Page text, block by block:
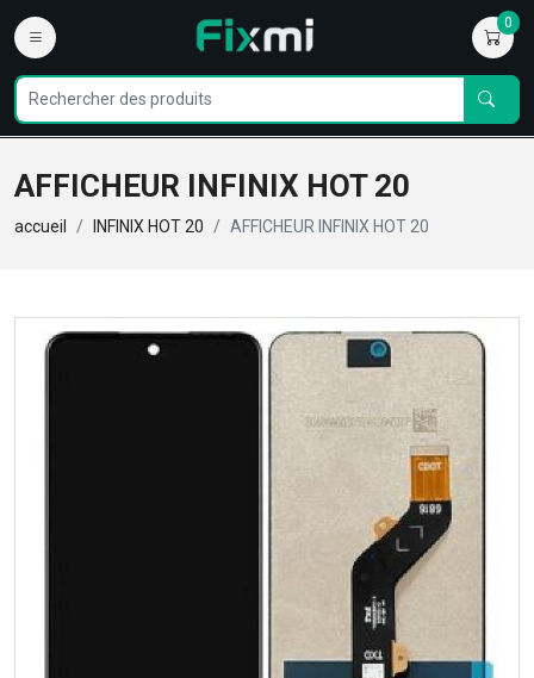
0
AFFICHEUR INFINIX HOT 20
accueil INFINIX HOT 20 AFFICHEUR INFINIX HOT 20